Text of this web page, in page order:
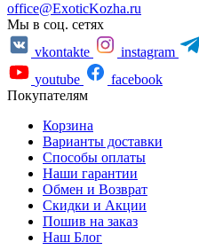
office@ExoticKozha.ru
Мы в соц. сетях
vkontakte
instagram
youtube
facebook
Покупателям
Корзина
Варианты доставки
Способы оплаты
Наши гарантии
Обмен и Возврат
Скидки и Акции
Пошив на заказ
Наш Блог